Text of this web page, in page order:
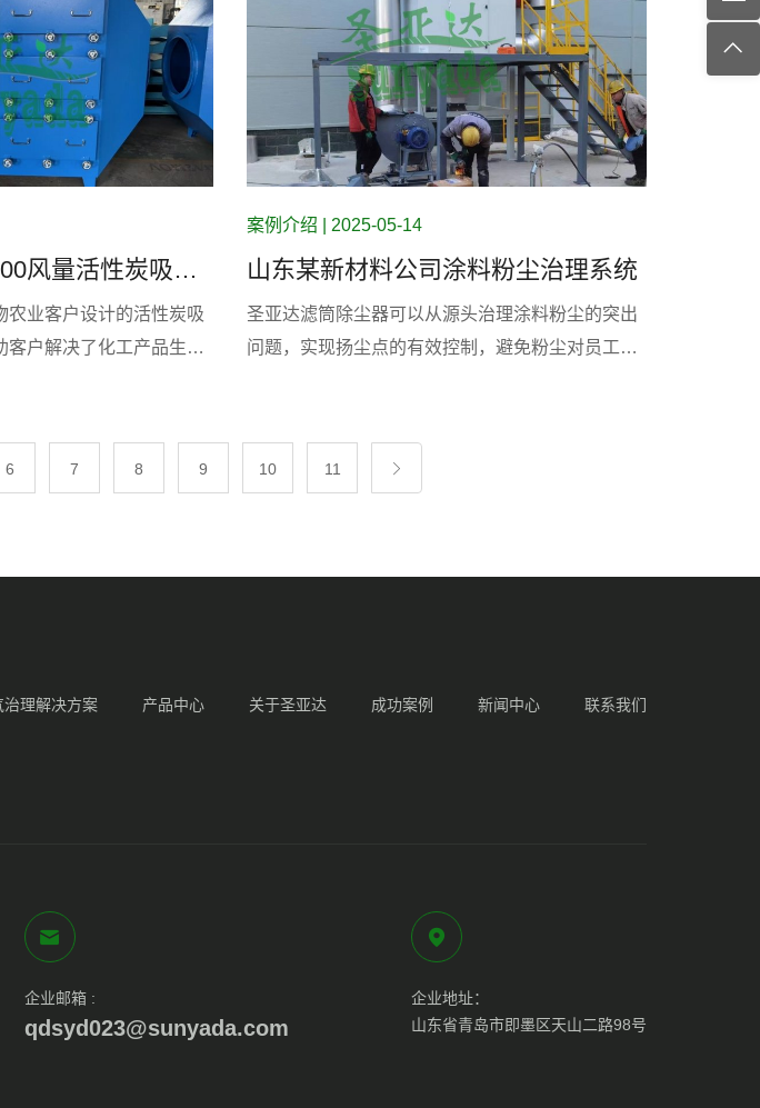
风量活性炭吸附
农业客户设计的活性炭吸
客户解决了化工产品生产
案例介绍 | 2025-05-14
山东某新材料公司​涂料粉尘治理系统
圣亚达滤筒除尘器可以从源头治理涂料粉尘的突出
问题，实现扬尘点的有效控制，避免粉尘对员工的
6 7 8 9 10 11
治理解决方案 产品中心 关于圣亚达 成功案例 新闻中心 联系我们
企业邮箱 :
qdsyd023@sunyada.com
企业地址：
山东省青岛市即墨区天山二路98号